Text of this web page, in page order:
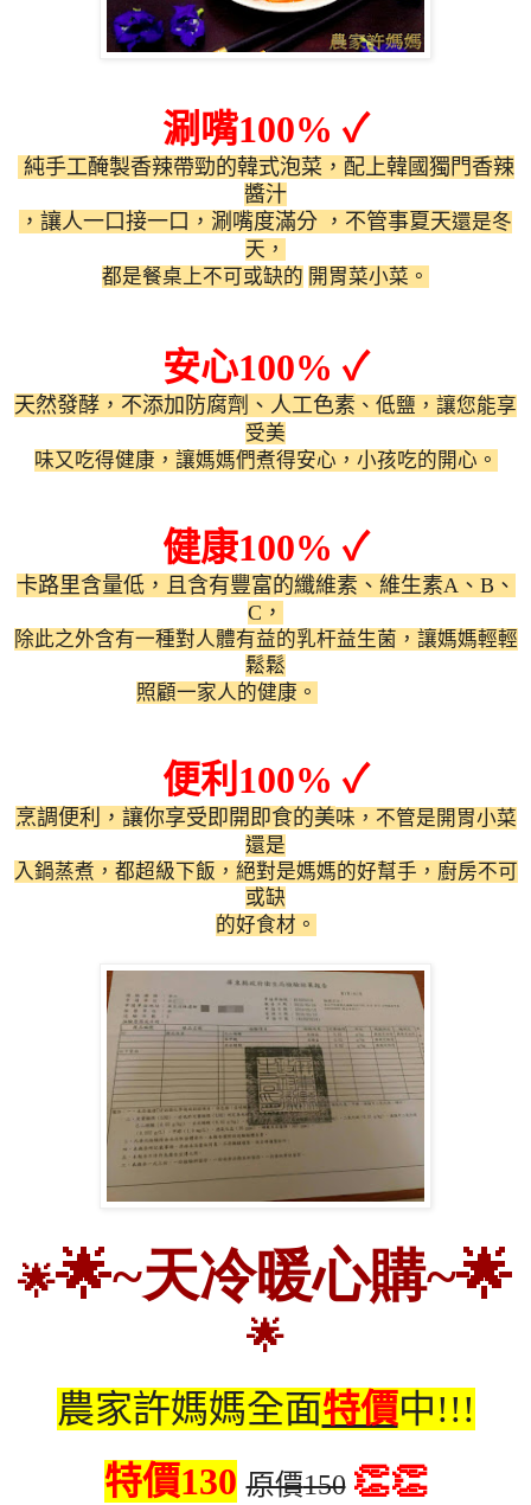
涮嘴100% ✓
純手工醃製香辣帶勁的韓式泡菜，配上韓國獨門香辣
醬汁
，讓人一口接一口，涮嘴度滿分 ，不管事夏天還是冬
天，
都是餐桌上不可或缺的 開胃菜小菜。
安心100% ✓
天然發酵，不添加防腐劑、人工色素 、低鹽，讓您能享
受美
味又吃得健康，讓媽媽們煮得安心，小孩吃的開心。
健康100% ✓
卡路里含量低，且含有豐富的纖維素、維生素A、 B 、
C ，
除此之外含有一種對人體有益的乳杆益生菌，讓媽媽輕輕
鬆鬆
照顧一家人的健康。
便利100% ✓
烹調便利，讓你享受即開即食的美味，不管是開胃小菜
還是
入鍋蒸煮，都超級下飯，絕對是媽媽的好幫手，廚房不可
或缺
的好食材。
🌟🌟~天冷暖心購~🌟
🌟
農家許媽媽全面特價中!!!
特價130 原價150 👏👏